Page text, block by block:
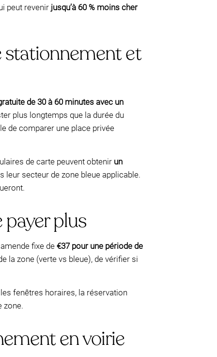
peut revenir jusqu’à 60 % moins cher
stationnement et
de 30 à 60 minutes avec un
plus longtemps que la durée du
de comparer une place privée
de carte peuvent obtenir un
leur secteur de zone bleue applicable.
plus
fixe de €37 pour une période de
la zone (verte vs bleue), de vérifier si
fenêtres horaires, la réservation
zone.
en voirie